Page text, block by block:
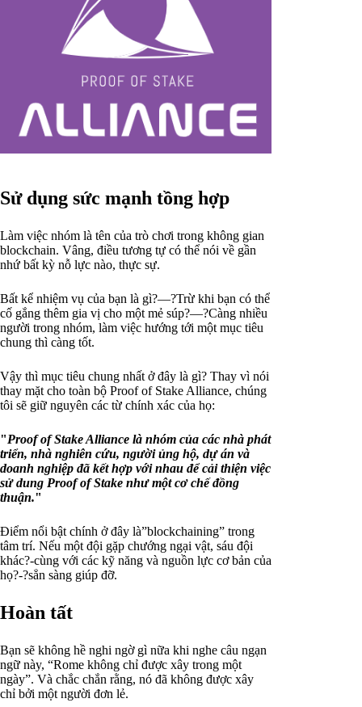
Sử dụng sức mạnh tồng hợp
Làm việc nhóm là tên của trò chơi trong không gian
blockchain. Vâng, điều tương tự có thể nói về gần
nhứ bất kỳ nỗ lực nào, thực sự.
Bất kể nhiệm vụ của bạn là gì?—?Trừ khi bạn có thể
cố gắng thêm gia vị cho một mẻ súp?—?Càng nhiều
người trong nhóm, làm việc hướng tới một mục tiêu
chung thì càng tốt.
Vậy thì mục tiêu chung nhất ở đây là gì? Thay vì nói
thay mặt cho toàn bộ Proof of Stake Alliance, chúng
tôi sẽ giữ nguyên các từ chính xác của họ:
"Proof of Stake Alliance là nhóm của các nhà phát
triển, nhà nghiên cứu, người ủng hộ, dự án và
doanh nghiệp đã kết hợp với nhau để cải thiện việc
sử dung Proof of Stake như một cơ chế đồng
thuận."
Điểm nổi bật chính ở đây là”blockchaining” trong
tâm trí. Nếu một đội gặp chướng ngại vật, sáu đội
khác?-cùng với các kỹ năng và nguồn lực cơ bản của
họ?-?sẳn sàng giúp đỡ.
Hoàn tất
Bạn sẽ không hề nghi ngờ gì nữa khi nghe câu ngạn
ngữ này, “Rome không chỉ được xây trong một
ngày”. Và chắc chắn rằng, nó đã không được xây
chỉ bởi một người đơn lẻ.